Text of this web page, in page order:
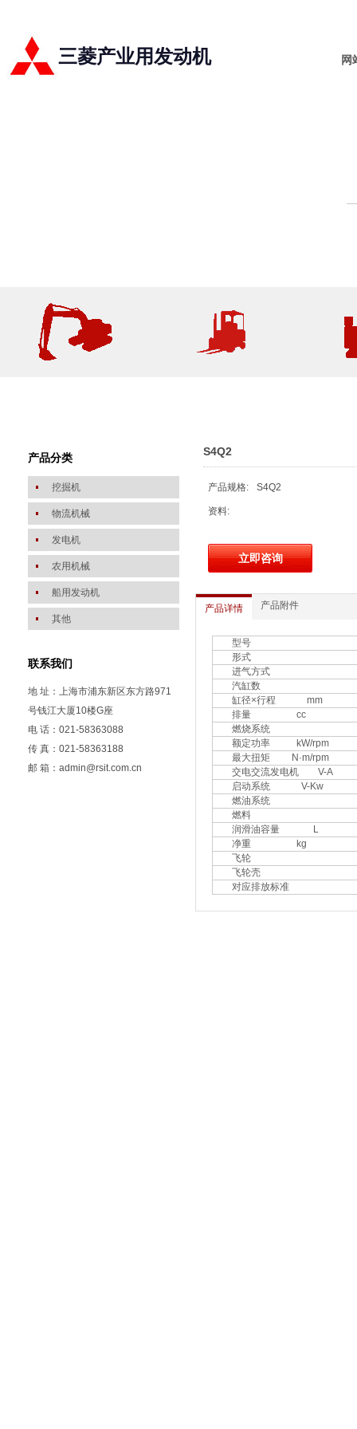
网
三菱产业用发动机
产品分类
挖掘机
物流机械
发电机
农用机械
船用发动机
其他
联系我们
地 址：上海市浦东新区东方路971
号钱江大厦10楼G座
电 话：021-58363088
传 真：021-58363188
邮 箱：admin@rsit.com.cn
S4Q2
产品规格: S4Q2
资料:
立即咨询
产品详情 产品附件
型号
形式
进气方式
汽缸数
缸径×行程 mm
排量 cc
燃烧系统
额定功率 kW/rpm
最大扭矩 N·m/rpm
交电交流发电机 V-A
启动系统 V-Kw
燃油系统
燃料
润滑油容量 L
净重 kg
飞轮
飞轮壳
对应排放标准